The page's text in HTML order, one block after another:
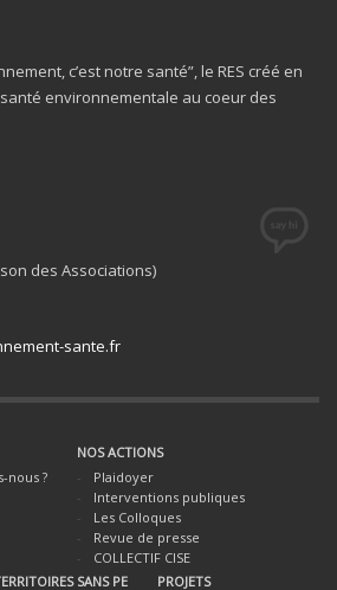
c’est notre santé”, le RES créé en
environnementale au coeur des
des Associations)
sante.fr
nous ?
NOS ACTIONS
Plaidoyer
Interventions publiques
Les Colloques
Revue de presse
COLLECTIF CISE
SANS PE
PROJETS